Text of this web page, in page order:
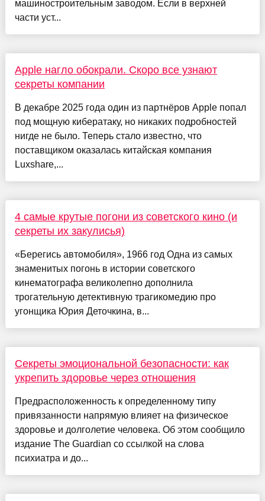
машиностроительным заводом. Если в верхней
части уст...
Apple нагло обокрали. Скоро все узнают
секреты компании
В декабре 2025 года один из партнёров Apple попал
под мощную кибератаку, но никаких подробностей
нигде не было. Теперь стало известно, что
поставщиком оказалась китайская компания
Luxshare,...
4 самые крутые погони из советского кино (и
секреты их закулисья)
«Берегись автомобиля», 1966 год Одна из самых
знаменитых погонь в истории советского
кинематографа великолепно дополнила
трогательную детективную трагикомедию про
угонщика Юрия Деточкина, в...
Секреты эмоциональной безопасности: как
укрепить здоровье через отношения
Предрасположенность к определенному типу
привязанности напрямую влияет на физическое
здоровье и долголетие человека. Об этом сообщило
издание The Guardian со ссылкой на слова
психиатра и до...